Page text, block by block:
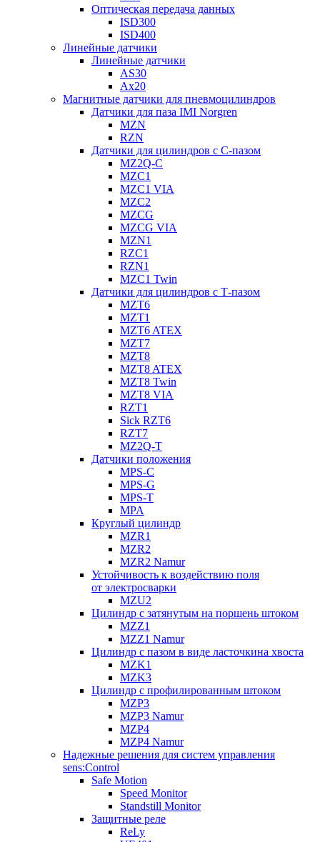
Оптическая передача данных
ISD300
ISD400
Линейные датчики
Линейные датчики
AS30
Ax20
Магнитные датчики для пневмоцилиндров
Датчики для паза IMI Norgren
MZN
RZN
Датчики для цилиндров с С-пазом
MZ2Q-C
MZC1
MZC1 VIA
MZC2
MZCG
MZCG VIA
MZN1
RZC1
RZN1
MZC1 Twin
Датчики для цилиндров с Т-пазом
MZT6
MZT1
MZT6 ATEX
MZT7
MZT8
MZT8 ATEX
MZT8 Twin
MZT8 VIA
RZT1
Sick RZT6
RZT7
MZ2Q-T
Датчики положения
MPS-C
MPS-G
MPS-T
MPA
Круглый цилиндр
MZR1
MZR2
MZR2 Namur
Устойчивость к воздействию поля
от электросварки
MZU2
Цилиндр с затянутым на поршень штоком
MZZ1
MZZ1 Namur
Цилиндр с пазом в виде ласточкина хвоста
MZK1
MZK3
Цилиндр с профилированным штоком
MZP3
MZP3 Namur
MZP4
MZP4 Namur
Надежные решения для систем управления
sens:Control
Safe Motion
Speed Monitor
Standstill Monitor
Защитные реле
ReLy